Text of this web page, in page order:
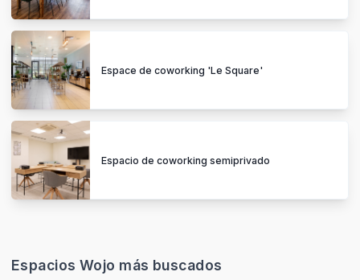
Espace de coworking 'Le Square'
Espacio de coworking semiprivado
Espacios Wojo más buscados